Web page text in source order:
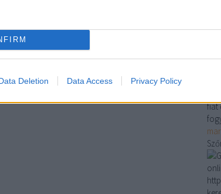
Deletion Data Access Privacy Policy
fiat